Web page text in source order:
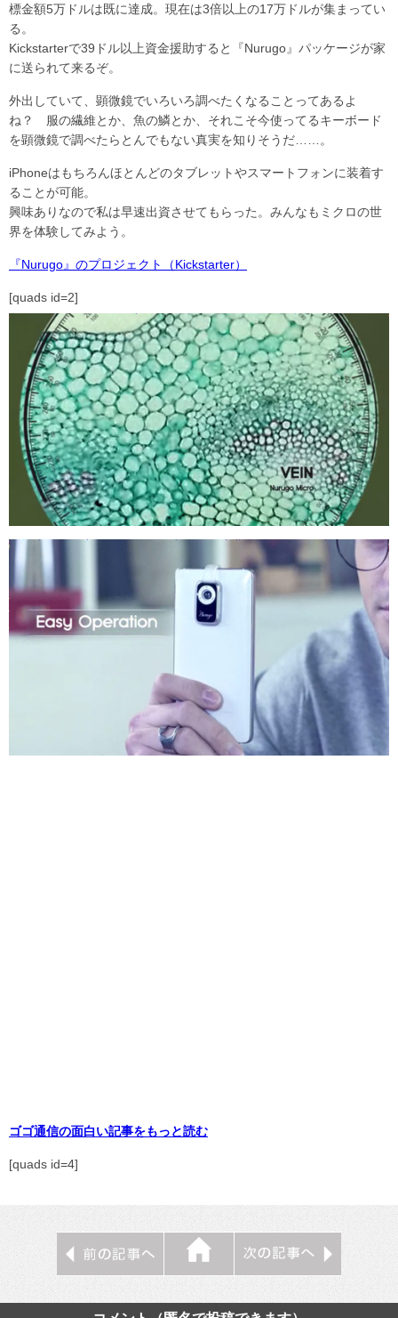
標金額5万ドルは既に達成。現在は3倍以上の17万ドルが集まってい
る。
Kickstarterで39ドル以上資金援助すると『Nurugo』パッケージが家
に送られて来るぞ。
外出していて、顕微鏡でいろいろ調べたくなることってあるよ
ね？ 服の繊維とか、魚の鱗とか、それこそ今使ってるキーボード
を顕微鏡で調べたらとんでもない真実を知りそうだ……。
iPhoneはもちろんほとんどのタブレットやスマートフォンに装着す
ることが可能。
興味ありなので私は早速出資させてもらった。みんなもミクロの世
界を体験してみよう。
『Nurugo』のプロジェクト（Kickstarter）
[quads id=2]
ゴゴ通信の面白い記事をもっと読む
[quads id=4]